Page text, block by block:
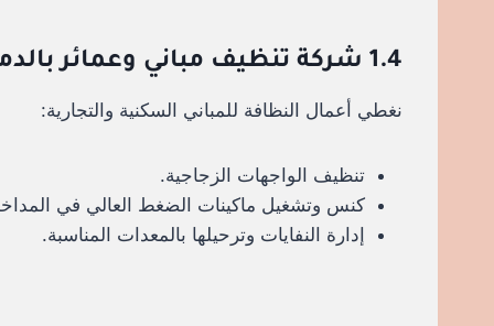
1.4 شركة تنظيف مباني وعمائر بالدمام خصم 30%
نغطي أعمال النظافة للمباني السكنية والتجارية:
تنظيف الواجهات الزجاجية.
كنس وتشغيل ماكينات الضغط العالي في
إدارة النفايات وترحيلها بالمعدات المناسبة.